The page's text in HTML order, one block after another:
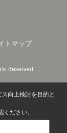
トマップ
Reserved.
向上検討を目的と
ください。